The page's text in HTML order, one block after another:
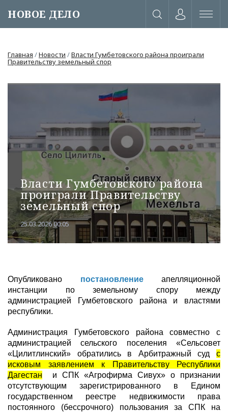
НОВОЕ ДЕЛО
или через соц. сети
Главная /Новости /Власти Гумбетовского района проиграли
Правительству земельный спор
Власти Гумбетовского района
проиграли Правительству
земельный спор
25.03.2026 00:05
Опубликовано постановлениеапелляционной
инстанции по земельному спору между
администрацией Гумбетовского района и властями
республики.
Администрация Гумбетовского района совместно с
администрацией сельского поселения «Сельсовет
«Цилитлинский» обратились в Арбитражный суд с
исковым заявлением к Правительству Республики
Дагестан и СПК «Агрофирма Сивух» о признании
отсутствующим зарегистрированного в Едином
государственном реестре недвижимости права
постоянного (бессрочного) пользования за СПК на